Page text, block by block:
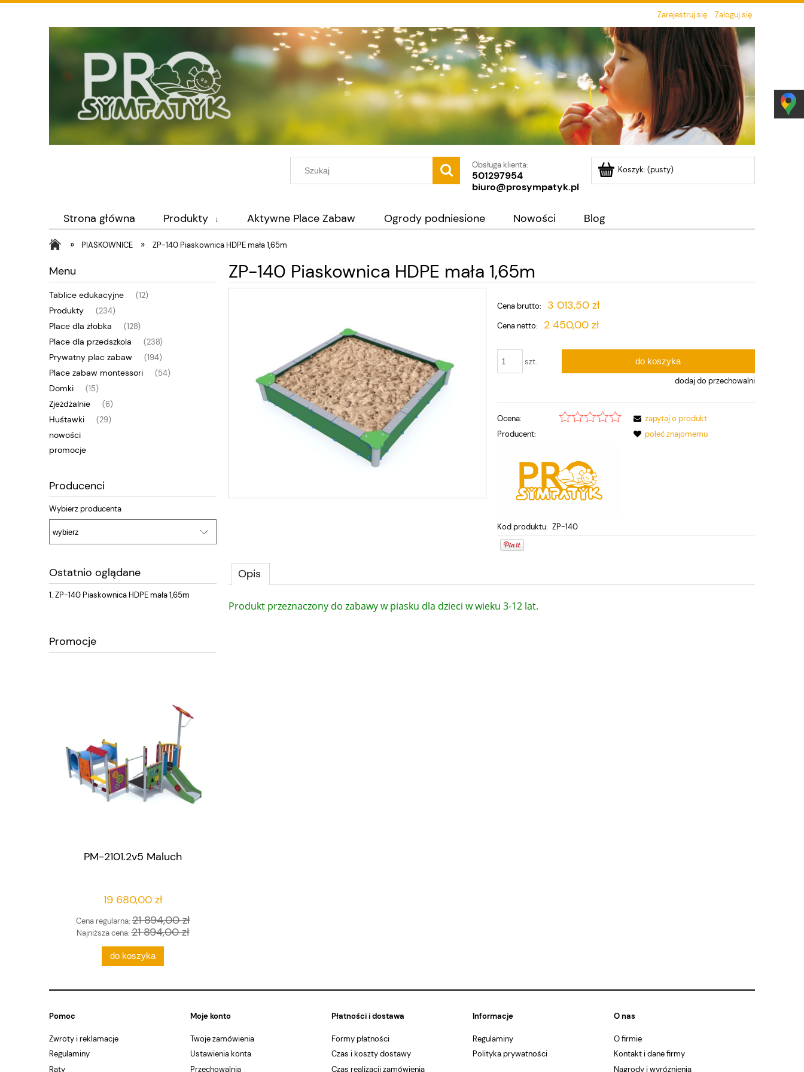
Zarejestruj się Zaloguj się
Koszyk: (pusty)
Obsługa klienta:
501297954
biuro@prosympatyk.pl
Strona główna Produkty Aktywne Place Zabaw Ogrody podniesione Nowości Blog
» PIASKOWNICE » ZP-140 Piaskownica HDPE mała 1,65m
Menu
Tablice edukacyjne (12)
Produkty (234)
Place dla żłobka (128)
Place dla przedszkola (238)
Prywatny plac zabaw (194)
Place zabaw montessori (54)
Domki (15)
Zjeżdżalnie (6)
Huśtawki (29)
nowości
promocje
Producenci
Wybierz producenta
Ostatnio oglądane
ZP-140 Piaskownica HDPE mała 1,65m
Promocje
PM-2101.2v5 Maluch
19 680,00 zł
Cena regularna:21 894,00 zł
Najniższa cena:21 894,00 zł
do koszyka
ZP-140 Piaskownica HDPE mała 1,65m
Cena brutto: 3 013,50 zł
Cena netto: 2 450,00 zł
szt.
do koszyka
dodaj do przechowalni
Ocena:
Producent:
Kod produktu: ZP-140
zapytaj o produkt
poleć znajomemu
Opis
Produkt przeznaczony do zabawy w piasku dla dzieci w wieku 3-12 lat.
Pomoc
Zwroty i reklamacje
Regulaminy
Raty
Moje konto
Twoje zamówienia
Ustawienia konta
Przechowalnia
Płatności i dostawa
Formy płatności
Czas i koszty dostawy
Czas realizacji zamówienia
Informacje
Regulaminy
Polityka prywatności
O nas
O firmie
Kontakt i dane firmy
Nagrody i wyróżnienia